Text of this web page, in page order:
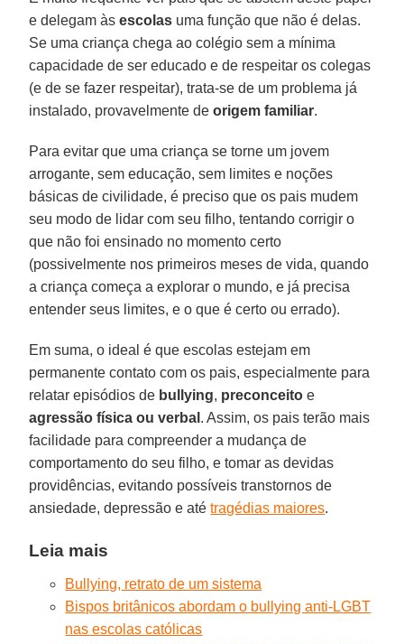
e delegam àsescolas uma função que não é delas.
Se uma criança chega ao colégio sem a mínima
capacidade de ser educado e de respeitar os colegas
(e de se fazer respeitar), trata-se de um problema já
instalado, provavelmente deorigem familiar.
Para evitar que uma criança se torne um jovem
arrogante, sem educação, sem limites e noções
básicas de civilidade, é preciso que os pais mudem
seu modo de lidar com seu filho, tentando corrigir o
que não foi ensinado no momento certo
(possivelmente nos primeiros meses de vida, quando
a criança começa a explorar o mundo, e já precisa
entender seus limites, e o que é certo ou errado).
Em suma, o ideal é que escolas estejam em
permanente contato com os pais, especialmente para
relatar episódios de bullying, preconceito e
agressão física ou verbal . Assim, os pais terão mais
facilidade para compreender a mudança de
comportamento do seu filho, e tomar as devidas
providências, evitando possíveis transtornos de
ansiedade, depressão e atétragédias maiores.
Leia mais
Bullying, retrato de um sistema
Bispos britânicos abordam o bullying anti-LGBT
nas escolas católicas